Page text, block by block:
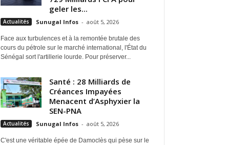
geler les...
Actualités Sunugal Infos - août 5, 2026
Face aux turbulences et à la remontée brutale des
cours du pétrole sur le marché international, l'État du
Sénégal sort l'artillerie lourde. Pour préserver...
Santé : 28 Milliards de
Créances Impayées
Menacent d’Asphyxier la
SEN-PNA
Actualités Sunugal Infos - août 5, 2026
C'est une véritable épée de Damoclès qui pèse sur le